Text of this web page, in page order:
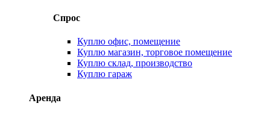
Спрос
Куплю офис, помещение
Куплю магазин, торговое помещение
Куплю склад, производство
Куплю гараж
Аренда